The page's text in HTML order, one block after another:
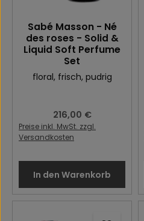
Sabé Masson - Né
des roses - Solid &
Liquid Soft Perfume
Set
floral, frisch, pudrig
Regulärer Preis:
216,00 €
Preise inkl. MwSt. zzgl.
Versandkosten
In den Warenkorb